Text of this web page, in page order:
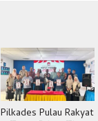
Pilkades Pulau Rakyat